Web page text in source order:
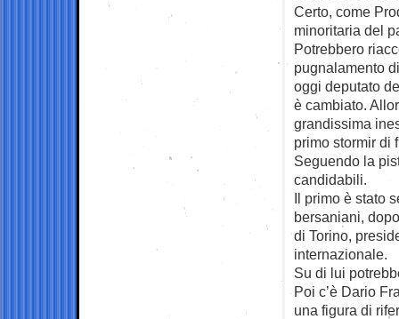
Certo, come
minoritaria del
Potrebbero
pugnalamento
oggi deputato
è cambiato.
grandissima
primo stormir di
Seguendo la
candidabili.
Il primo è stato
bersaniani,
di Torino,
internazionale.
Su di lui
Poi c’è Dario
una figura di